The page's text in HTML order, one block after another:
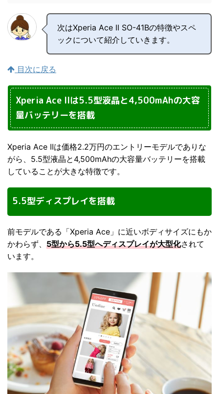
次はXperia Ace II SO-41Bの特徴やスペ
ックについて紹介していきます。
目次に戻る
Xperia Ace IIは5.5型液晶と4,500mAhの大容
量バッテリーを搭載
Xperia Ace IIは価格2.2万円のエントリーモデルでありな
がら、5.5型液晶と4,500mAhの大容量バッテリーを搭載
していることが大きな特徴です。
5.5型ディスプレイを搭載
前モデルである「Xperia Ace」に近いボディサイズにもか
かわらず、 5型から5.5型へディスプレイが大型化されて
います。